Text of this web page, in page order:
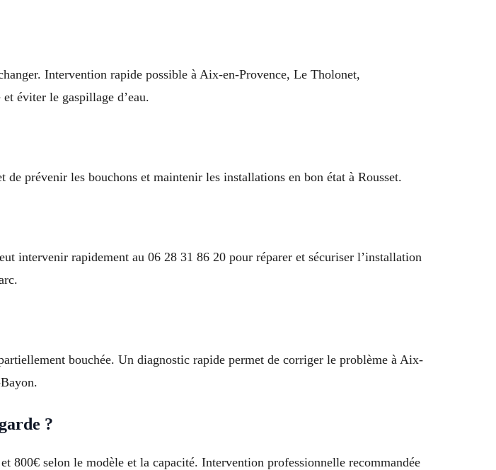
Intervention rapide possible à Aix-en-Provence, Le Tholonet,
éviter le gaspillage d’eau.
prévenir les bouchons et maintenir les installations en bon état à Rousset.
intervenir rapidement au 06 28 31 86 20 pour réparer et sécuriser l’installation
bouchée. Un diagnostic rapide permet de corriger le problème à Aix-
?
800€ selon le modèle et la capacité. Intervention professionnelle recommandée